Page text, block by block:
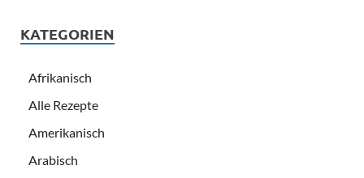
KATEGORIEN
Afrikanisch
Alle Rezepte
Amerikanisch
Arabisch